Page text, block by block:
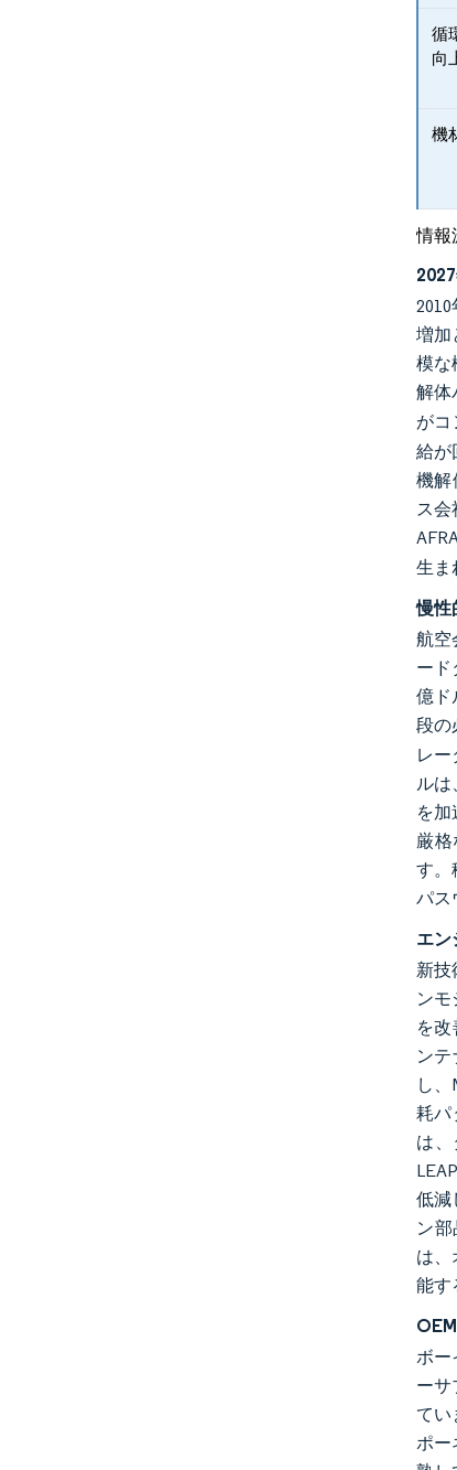
循
向
機
情報
増加
模な
解体
がコ
給が
機解
ス会
生ま
慢性
航空
ード
億ド
段の
レ
ルは
を
厳
す。
パス
エン
新技
ン
を
ン
し
耗パ
は
低減
ン
は、
能す
ボー
ーサ
てい
ポー